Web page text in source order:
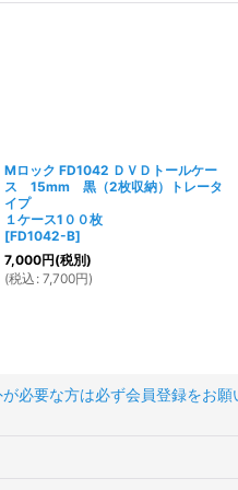
Mロック FD1042 ＤＶＤトールケー
ス 15mm 黒（2枚収納）トレータ
イプ
１ケース1００枚
[FD1042-B]
7,000円(税別)
(税込 : 7,700円)
必要な方は必ず会員登録をお